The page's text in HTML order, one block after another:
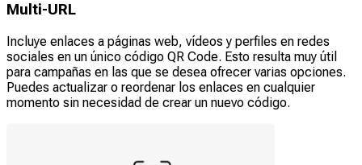
Multi-URL
Incluye enlaces a páginas web, vídeos y perfiles en redes
sociales en un único código QR Code. Esto resulta muy útil
para campañas en las que se desea ofrecer varias opciones.
Puedes actualizar o reordenar los enlaces en cualquier
momento sin necesidad de crear un nuevo código.